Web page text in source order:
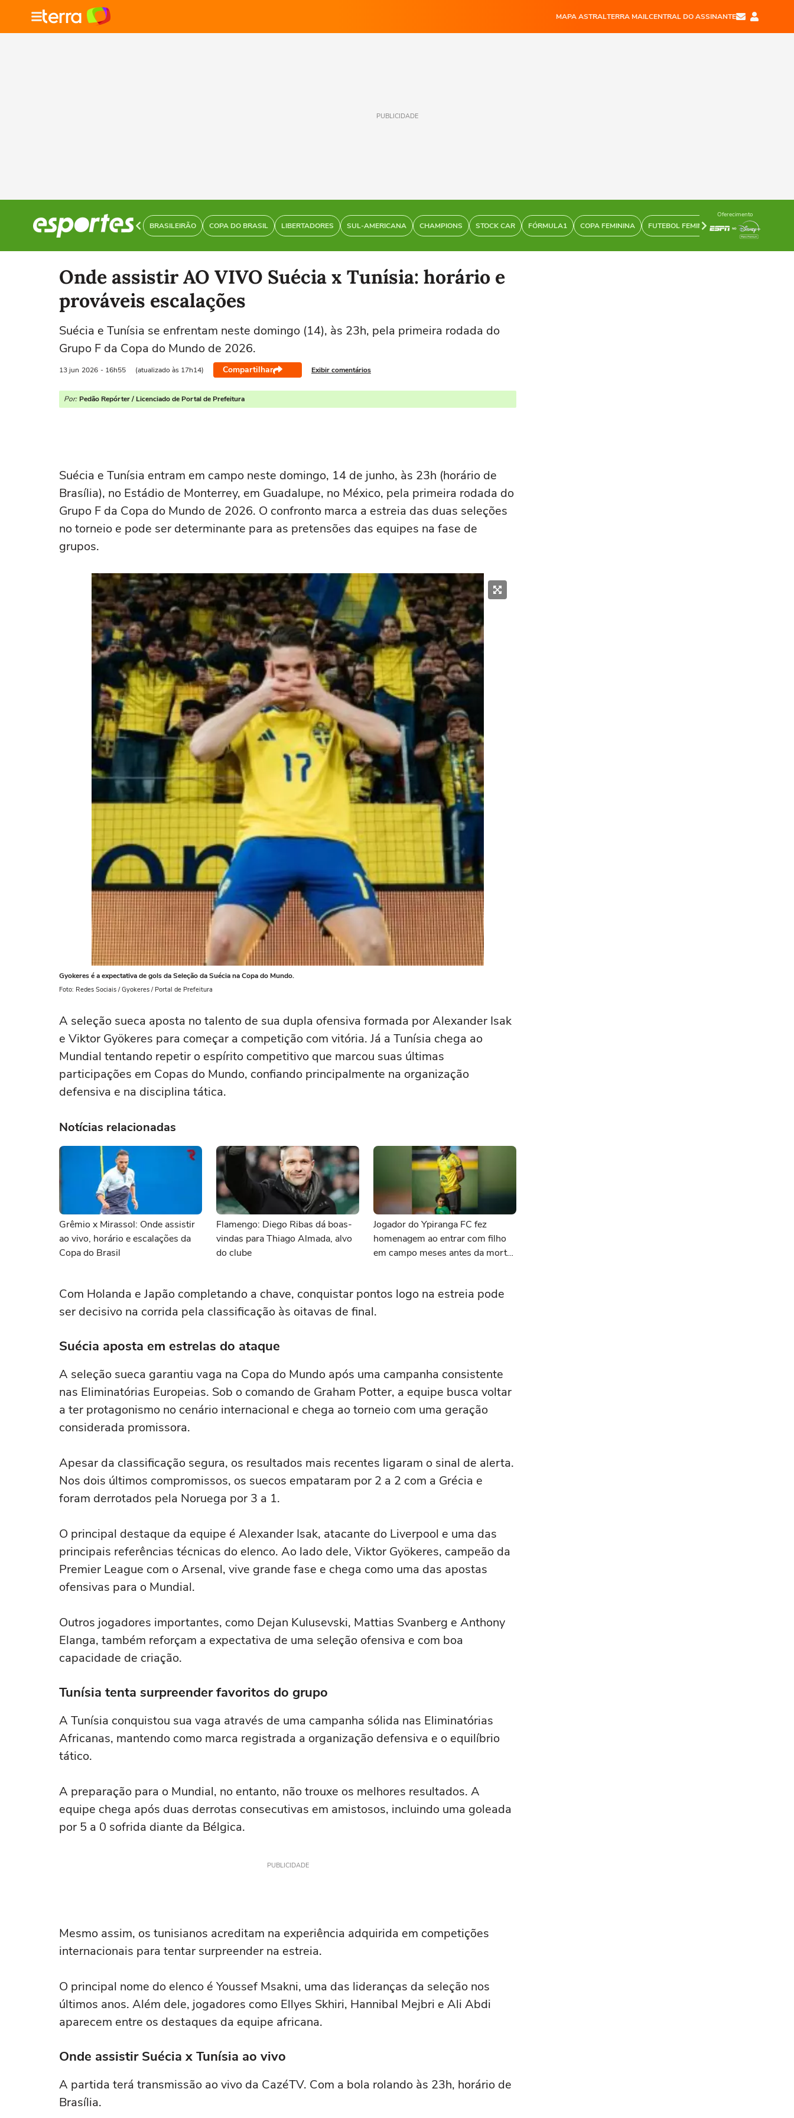
MAPA ASTRALTERRA MAILCENTRAL DO ASSINANTE
PUBLICIDADE
BRASILEIRÃO COPA DO BRASIL LIBERTADORES SUL-AMERICANA CHAMPIONS STOCK CAR FÓRMULA1 COPA FEMININA FUTEBOL FEMININO SURFE
Oferecimento
Onde assistir AO VIVO Suécia x Tunísia: horário e
prováveis escalações
Suécia e Tunísia se enfrentam neste domingo (14), às 23h, pela primeira rodada do
Grupo F da Copa do Mundo de 2026.
13 jun 2026 - 16h55 (atualizado às 17h14) Compartilhar Exibir comentários
Por: Pedão Repórter / Licenciado de Portal de Prefeitura
Suécia e Tunísia entram em campo neste domingo, 14 de junho, às 23h (horário de
Brasília), no Estádio de Monterrey, em Guadalupe, no México, pela primeira rodada do
Grupo F da Copa do Mundo de 2026. O confronto marca a estreia das duas seleções
no torneio e pode ser determinante para as pretensões das equipes na fase de
grupos.
Gyokeres é a expectativa de gols da Seleção da Suécia na Copa do Mundo.
Foto: Redes Sociais / Gyokeres / Portal de Prefeitura
A seleção sueca aposta no talento de sua dupla ofensiva formada por Alexander Isak
e Viktor Gyökeres para começar a competição com vitória. Já a Tunísia chega ao
Mundial tentando repetir o espírito competitivo que marcou suas últimas
participações em Copas do Mundo, confiando principalmente na organização
defensiva e na disciplina tática.
Notícias relacionadas
Grêmio x Mirassol: Onde assistir
ao vivo, horário e escalações da
Copa do Brasil
Flamengo: Diego Ribas dá boas-
vindas para Thiago Almada, alvo
do clube
Jogador do Ypiranga FC fez
homenagem ao entrar com filho
em campo meses antes da morte
Com Holanda e Japão completando a chave, conquistar pontos logo na estreia pode
ser decisivo na corrida pela classificação às oitavas de final.
Suécia aposta em estrelas do ataque
A seleção sueca garantiu vaga na Copa do Mundo após uma campanha consistente
nas Eliminatórias Europeias. Sob o comando de Graham Potter, a equipe busca voltar
a ter protagonismo no cenário internacional e chega ao torneio com uma geração
considerada promissora.
Apesar da classificação segura, os resultados mais recentes ligaram o sinal de alerta.
Nos dois últimos compromissos, os suecos empataram por 2 a 2 com a Grécia e
foram derrotados pela Noruega por 3 a 1.
O principal destaque da equipe é Alexander Isak, atacante do Liverpool e uma das
principais referências técnicas do elenco. Ao lado dele, Viktor Gyökeres, campeão da
Premier League com o Arsenal, vive grande fase e chega como uma das apostas
ofensivas para o Mundial.
Outros jogadores importantes, como Dejan Kulusevski, Mattias Svanberg e Anthony
Elanga, também reforçam a expectativa de uma seleção ofensiva e com boa
capacidade de criação.
Tunísia tenta surpreender favoritos do grupo
A Tunísia conquistou sua vaga através de uma campanha sólida nas Eliminatórias
Africanas, mantendo como marca registrada a organização defensiva e o equilíbrio
tático.
A preparação para o Mundial, no entanto, não trouxe os melhores resultados. A
equipe chega após duas derrotas consecutivas em amistosos, incluindo uma goleada
por 5 a 0 sofrida diante da Bélgica.
PUBLICIDADE
Mesmo assim, os tunisianos acreditam na experiência adquirida em competições
internacionais para tentar surpreender na estreia.
O principal nome do elenco é Youssef Msakni, uma das lideranças da seleção nos
últimos anos. Além dele, jogadores como Ellyes Skhiri, Hannibal Mejbri e Ali Abdi
aparecem entre os destaques da equipe africana.
Onde assistir Suécia x Tunísia ao vivo
A partida terá transmissão ao vivo da CazéTV. Com a bola rolando às 23h, horário de
Brasília.